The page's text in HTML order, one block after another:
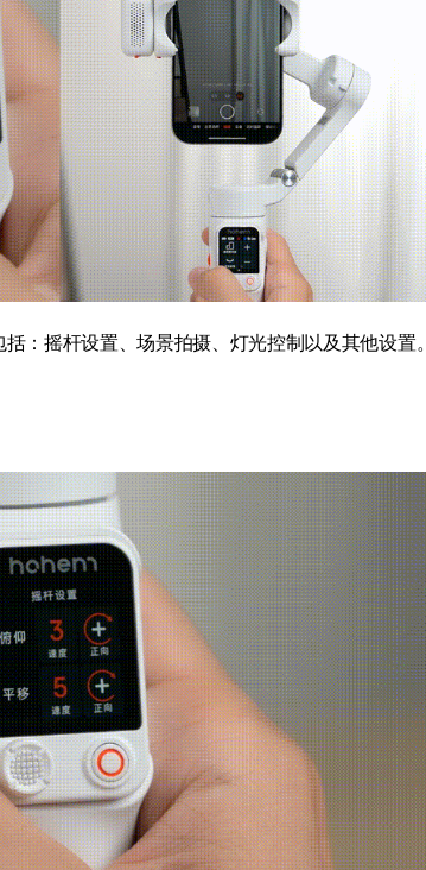
：摇杆设置、场景拍摄、灯光控制以及其他设置。